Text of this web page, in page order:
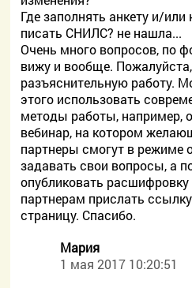
Где заполнять анкету и/или
писать СНИЛС? не нашла...
Очень много вопросов, по
вижу и вообще.
разъяснительную работу.
этого использовать
методы работы, например,
вебинар, на котором
партнеры смогут в режиме
задавать свои вопросы, а
опубликовать
партнерам прислать
страницу. Спасибо.
Мария
1 мая 2017 10:20:51